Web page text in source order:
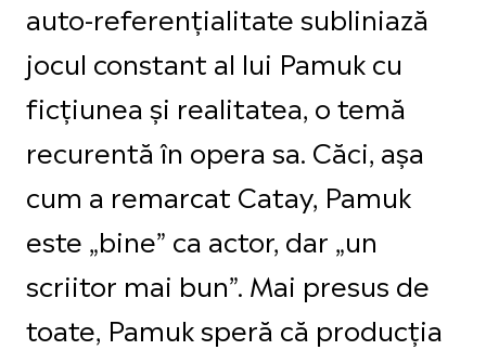
auto-referențialitate subliniază
jocul constant al lui Pamuk cu
ficțiunea și realitatea, o temă
recurentă în opera sa. Căci, așa
cum a remarcat Catay, Pamuk
este „bine” ca actor, dar „un
scriitor mai bun”. Mai presus de
toate, Pamuk speră că producția